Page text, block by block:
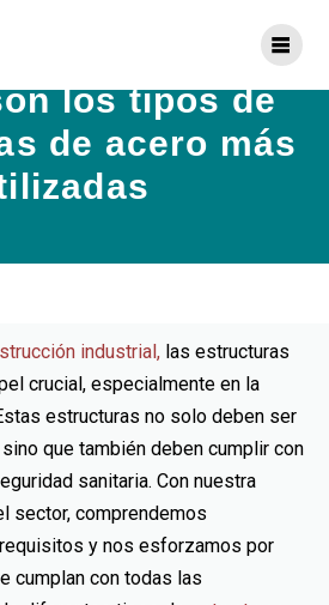
los tipos de
de acero más
industrial, las estructuras
crucial, especialmente en la
estructuras no solo deben ser
que también deben cumplir con
sanitaria. Con nuestra
sector, comprendemos
y nos esforzamos por
cumplan con todas las